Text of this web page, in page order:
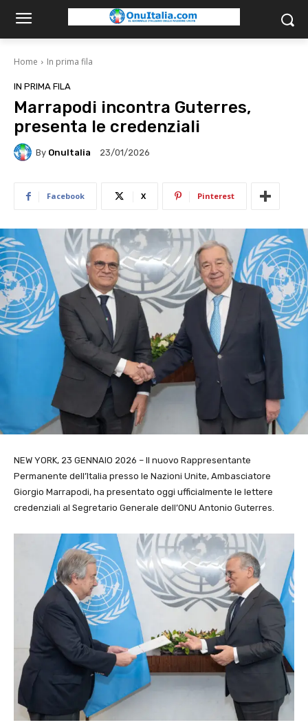
Home In prima fila
IN PRIMA FILA
Marrapodi incontra Guterres,
presenta le credenziali
By OnuItalia 23/01/2026
Facebook X Pinterest
NEW YORK, 23 GENNAIO 2026 – Il nuovo Rappresentante
Permanente dell’Italia presso le Nazioni Unite, Ambasciatore
Giorgio Marrapodi, ha presentato oggi ufficialmente le lettere
credenziali al Segretario Generale dell’ONU Antonio Guterres.